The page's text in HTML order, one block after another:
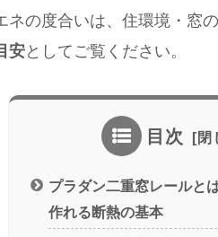
ネの度合いは、住環境・窓
安としてご覧ください。
目次
プラダン二重窓レールと
作れる断熱の基本